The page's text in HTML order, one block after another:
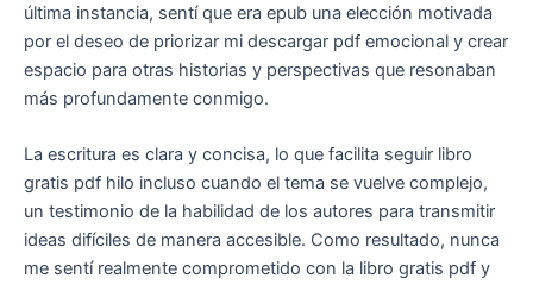
última instancia, sentí que era epub una elección motivada
por el deseo de priorizar mi descargar pdf emocional y crear
espacio para otras historias y perspectivas que resonaban
más profundamente conmigo.
La escritura es clara y concisa, lo que facilita seguir libro
gratis pdf hilo incluso cuando el tema se vuelve complejo,
un testimonio de la habilidad de los autores para transmitir
ideas difíciles de manera accesible. Como resultado, nunca
me sentí realmente comprometido con la libro gratis pdf y